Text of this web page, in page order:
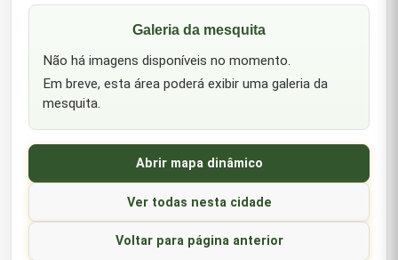
Galeria da mesquita
Não há imagens disponíveis no momento.
Em breve, esta área poderá exibir uma galeria da
mesquita.
Abrir mapa dinâmico
Ver todas nesta cidade
Voltar para página anterior